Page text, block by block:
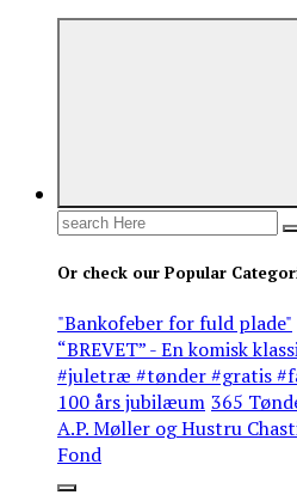
Search
Or check our Popular
"Bankofeber for fuld plade"
“BREVET” - En komisk
#juletræ #tønder #gratis
100 års jubilæum 365
A.P. Møller og Hustru
Fond